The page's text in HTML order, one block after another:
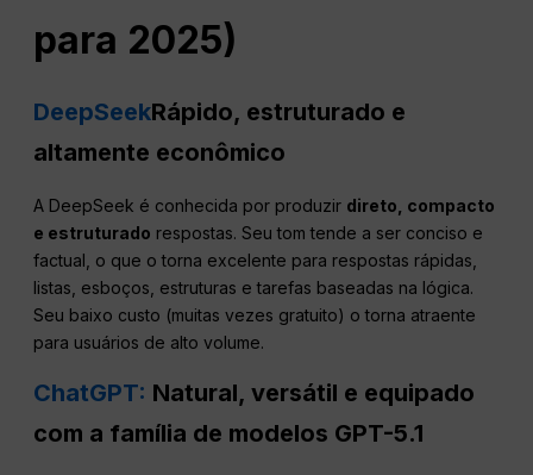
para 2025)
DeepSeekRápido, estruturado e
altamente econômico
A DeepSeek é conhecida por produzir direto, compacto
e estruturado respostas. Seu tom tende a ser conciso e
factual, o que o torna excelente para respostas rápidas,
listas, esboços, estruturas e tarefas baseadas na lógica.
Seu baixo custo (muitas vezes gratuito) o torna atraente
para usuários de alto volume.
ChatGPT: Natural, versátil e equipado
com a família de modelos GPT-5.1